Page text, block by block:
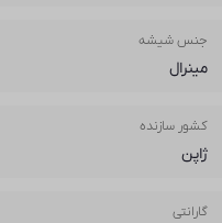
جنس شیشه
مینرال
کشور سازنده
ژاپن
گارانتی